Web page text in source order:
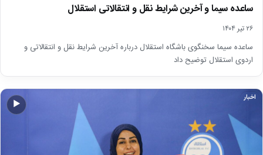
ساعده سیما و آخرین شرایط نقل و انتقالاتی استقلال
۲۶ تیر ۱۴۰۴
ساعده سیما سخنگوی باشگاه‌ استقلال درباره آخرین شرایط نقل و انتقالاتی و
اردوی استقلال توضیح داد
▶
اخبار